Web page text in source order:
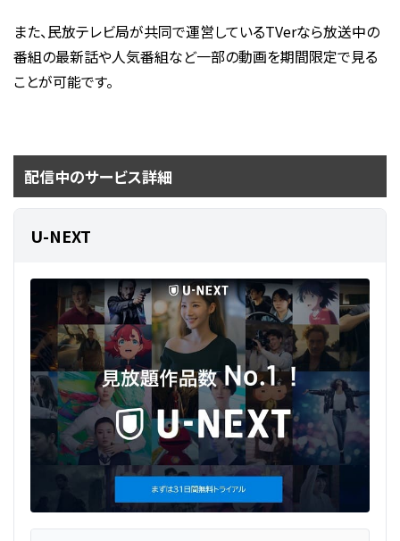
また、民放テレビ局が共同で運営しているTVerなら放送中の
番組の最新話や人気番組など一部の動画を期間限定で見る
ことが可能です。
配信中のサービス詳細
U-NEXT